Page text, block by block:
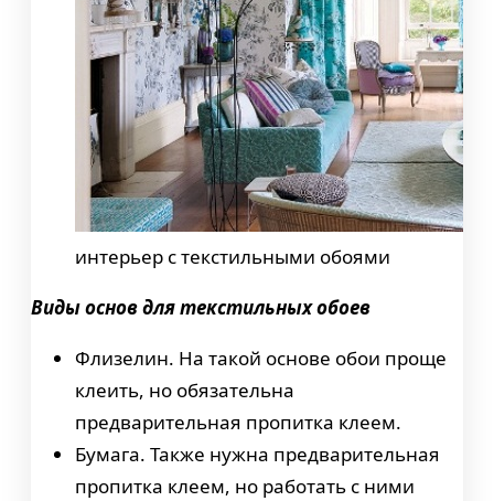
интерьер с текстильными обоями
Виды основ для текстильных обоев
Флизелин. На такой основе обои проще
клеить, но обязательна
предварительная пропитка клеем.
Бумага. Также нужна предварительная
пропитка клеем, но работать с ними